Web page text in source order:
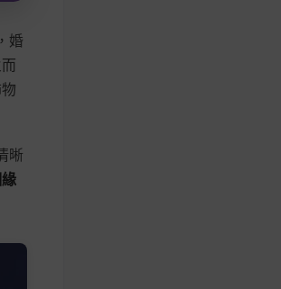
婚
晰